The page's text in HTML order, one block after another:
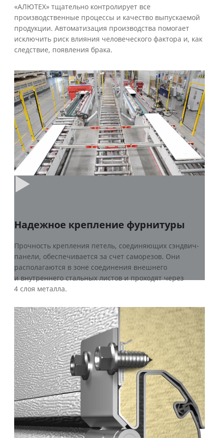
«АЛЮТЕХ» тщательно контролирует все
производственные процессы и качество выпускаемой
продукции. Автоматизация производства помогает
исключить риск влияния человеческого фактора и, как
следствие, появления брака.
Надежное крепление фурнитуры
Прочность крепления петель, соединяющих сэндвич-
панели, обеспечивается за счет саморезов. Они
располагаются в зоне соединения внешнего
и внутреннего стальных листов и проходят через
4 слоя металла.